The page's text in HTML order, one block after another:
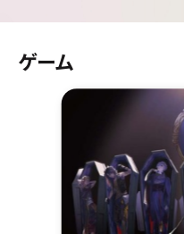
ゲーム